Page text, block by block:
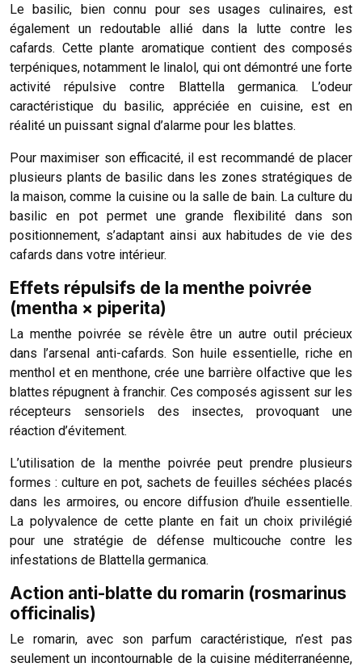
Le basilic, bien connu pour ses usages culinaires, est
également un redoutable allié dans la lutte contre les
cafards. Cette plante aromatique contient des composés
terpéniques, notamment le linalol, qui ont démontré une forte
activité répulsive contre Blattella germanica. L’odeur
caractéristique du basilic, appréciée en cuisine, est en
réalité un puissant signal d’alarme pour les blattes.
Pour maximiser son efficacité, il est recommandé de placer
plusieurs plants de basilic dans les zones stratégiques de
la maison, comme la cuisine ou la salle de bain. La culture du
basilic en pot permet une grande flexibilité dans son
positionnement, s’adaptant ainsi aux habitudes de vie des
cafards dans votre intérieur.
Effets répulsifs de la menthe poivrée
(mentha × piperita)
La menthe poivrée se révèle être un autre outil précieux
dans l’arsenal anti-cafards. Son huile essentielle, riche en
menthol et en menthone, crée une barrière olfactive que les
blattes répugnent à franchir. Ces composés agissent sur les
récepteurs sensoriels des insectes, provoquant une
réaction d’évitement.
L’utilisation de la menthe poivrée peut prendre plusieurs
formes : culture en pot, sachets de feuilles séchées placés
dans les armoires, ou encore diffusion d’huile essentielle.
La polyvalence de cette plante en fait un choix privilégié
pour une stratégie de défense multicouche contre les
infestations de Blattella germanica.
Action anti-blatte du romarin (rosmarinus
officinalis)
Le romarin, avec son parfum caractéristique, n’est pas
seulement un incontournable de la cuisine méditerranéenne,